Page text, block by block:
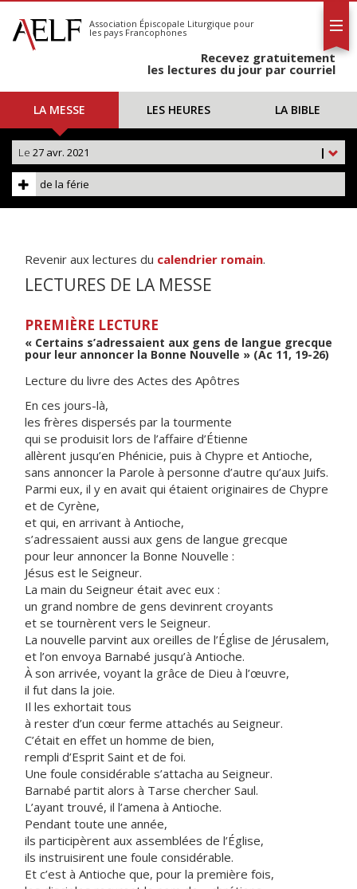
S'abonner
Calendrier
Association Épiscopale Liturgique pour
les pays Francophones
Recevez gratuitement
les lectures du jour par courriel
LA MESSE LES HEURES LA BIBLE
|
Le 27 avr. 2021
de la férie
Revenir aux lectures du calendrier romain.
LECTURES DE LA MESSE
PREMIÈRE LECTURE
« Certains s’adressaient aux gens de langue grecque
pour leur annoncer la Bonne Nouvelle » (Ac 11, 19-26)
Lecture du livre des Actes des Apôtres
En ces jours-là,
les frères dispersés par la tourmente
qui se produisit lors de l’affaire d’Étienne
allèrent jusqu’en Phénicie, puis à Chypre et Antioche,
sans annoncer la Parole à personne d’autre qu’aux Juifs.
Parmi eux, il y en avait qui étaient originaires de Chypre
et de Cyrène,
et qui, en arrivant à Antioche,
s’adressaient aussi aux gens de langue grecque
pour leur annoncer la Bonne Nouvelle :
Jésus est le Seigneur.
La main du Seigneur était avec eux :
un grand nombre de gens devinrent croyants
et se tournèrent vers le Seigneur.
La nouvelle parvint aux oreilles de l’Église de Jérusalem,
et l’on envoya Barnabé jusqu’à Antioche.
À son arrivée, voyant la grâce de Dieu à l’œuvre,
il fut dans la joie.
Il les exhortait tous
à rester d’un cœur ferme attachés au Seigneur.
C’était en effet un homme de bien,
rempli d’Esprit Saint et de foi.
Une foule considérable s’attacha au Seigneur.
Barnabé partit alors à Tarse chercher Saul.
L’ayant trouvé, il l’amena à Antioche.
Pendant toute une année,
ils participèrent aux assemblées de l’Église,
ils instruisirent une foule considérable.
Et c’est à Antioche que, pour la première fois,